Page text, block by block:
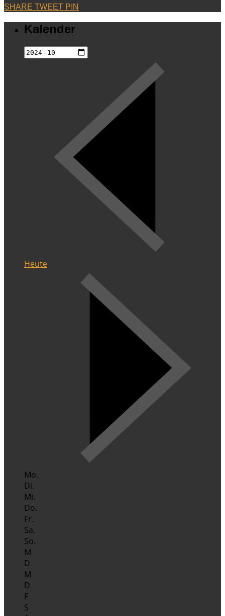
SHARE TWEET PIN
Kalender
Heute
Mo.
Di.
Mi.
Do.
Fr.
Sa.
So.
M
D
M
D
F
S